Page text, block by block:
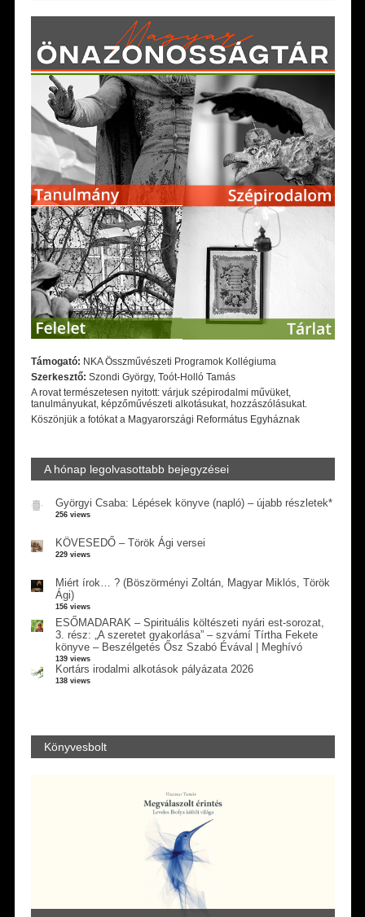
Támogató: NKA Összművészeti Programok Kollégiuma
Szerkesztő: Szondi György, Toót-Holló Tamás
A rovat természetesen nyitott: várjuk szépirodalmi művüket,
tanulmányukat, képzőművészeti alkotásukat, hozzászólásukat.
Köszönjük a fotókat a Magyarországi Református Egyháznak
A hónap legolvasottabb bejegyzései
Györgyi Csaba: Lépések könyve (napló) – újabb részletek*
256 views
KÖVESEDŐ – Török Ági versei
229 views
Miért írok… ? (Böszörményi Zoltán, Magyar Miklós, Török
Ági)
156 views
ESŐMADARAK – Spirituális költészeti nyári est-sorozat,
3. rész: „A szeretet gyakorlása” – szvámí Tírtha Fekete
könyve – Beszélgetés Ősz Szabó Évával | Meghívó
139 views
Kortárs irodalmi alkotások pályázata 2026
138 views
Könyvesbolt